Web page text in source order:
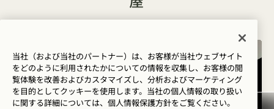
当社（および当社のパートナー）は、お客様が当社ウェブサイト
をどのように利用されたかについての情報を収集し、お客様の閲
覧体験を改善およびカスタマイズし、分析およびマーケティング
を目的としてクッキーを使用します。当社の個人情報の取り扱い
に関する詳細については、 個人情報保護方針をご覧ください。